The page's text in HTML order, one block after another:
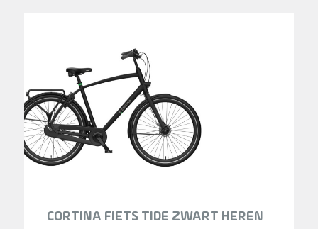
CORTINA FIETS TIDE ZWART HEREN